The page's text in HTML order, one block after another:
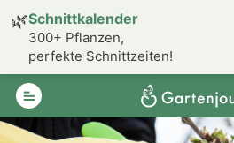
🌿Schnittkalender
300+ Pflanzen,
perfekte Schnittzeiten!